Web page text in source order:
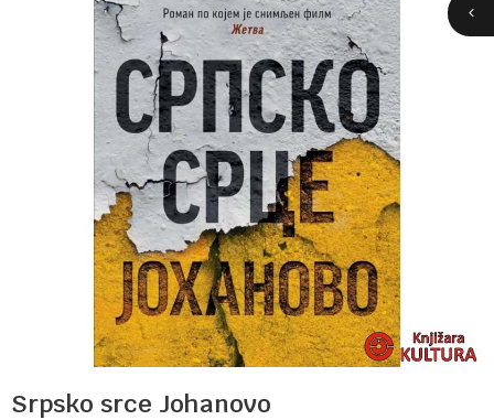
Srpsko srce Johanovo